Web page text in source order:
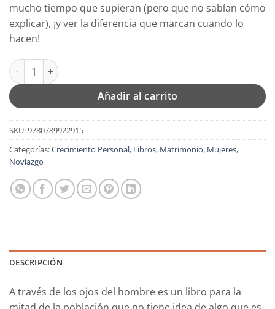
mucho tiempo que supieran (pero que no sabían cómo
explicar), ¡y ver la diferencia que marcan cuando lo
hacen!
A Través de los Ojos del Hombre - Tapa Blanda - Craig Gross
Añadir al carrito
SKU:9780789922915
Categorías:Crecimiento Personal, Libros, Matrimonio, Mujeres,
Noviazgo
DESCRIPCIÓN
A través de los ojos del hombre es un libro para la